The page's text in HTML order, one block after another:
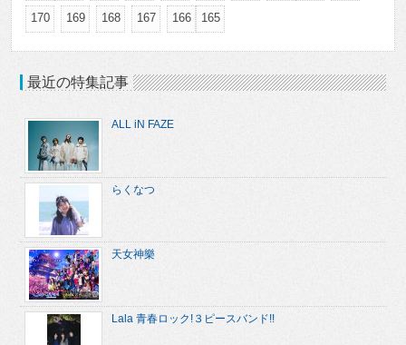
170 169 168 167 166 165
最近の特集記事
ALL iN FAZE
らくなつ
天女神樂
Lala 青春ロック!３ピースバンド!!